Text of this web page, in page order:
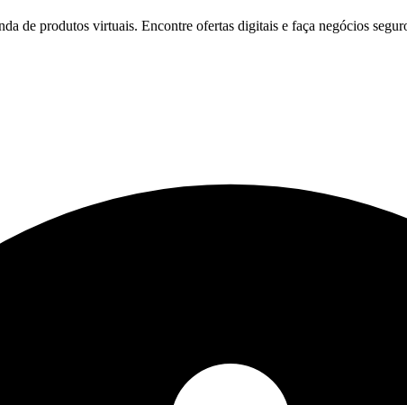
de produtos virtuais. Encontre ofertas digitais e faça negócios